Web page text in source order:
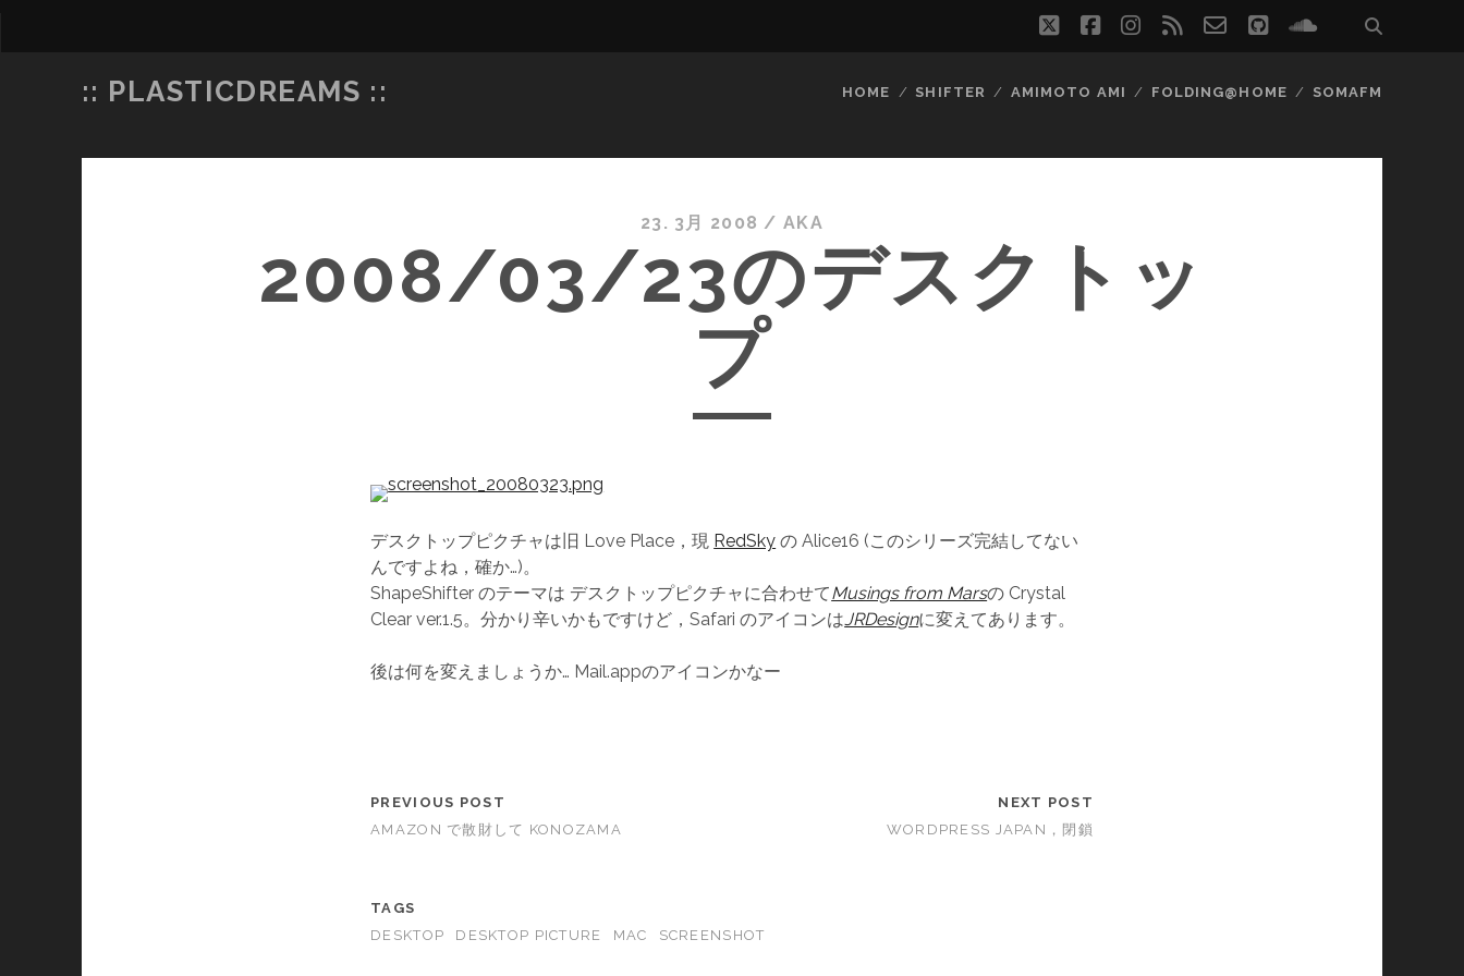
twitterfacebookinstagram
rss email-githubsoundcloud
:: PLASTICDREAMS :: HOME SHIFTER AMIMOTO AMI FOLDING@HOME SOMAFM
23. 3月 2008 /AKA
2008/03/23のデスクトッ
プ
デスクトップピクチャは旧 Love Place，現 RedSky の Alice16 (このシリーズ完結してない
んですよね，確か…)。
ShapeShifter のテーマは デスクトップピクチャに合わせてMusings from Marsの Crystal
Clear ver.1.5。分かり辛いかもですけど，Safari のアイコンはJRDesignに変えてあります。
後は何を変えましょうか… Mail.appのアイコンかなー
PREVIOUS POST
AMAZON で散財して KONOZAMA
NEXT POST
WORDPRESS JAPAN，閉鎖
TAGS
DESKTOP
DESKTOP PICTURE MAC SCREENSHOT